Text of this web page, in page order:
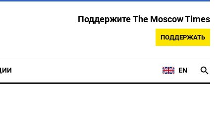
Поддержите The Moscow Times
ПОДДЕРЖАТЬ
EN